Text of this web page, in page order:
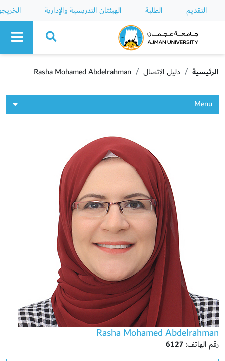
التقديم الطلبة الهيئتان التدريسية والإدارية
Ajman University
الرئيسية دليل الإتصال Rasha Mohamed Abdelrahman
Menu
Rasha Mohamed Abdelrahman
رقم الهاتف:6127